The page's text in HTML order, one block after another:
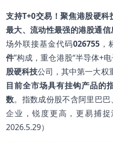
支持T+0交易！聚焦港股硬
最大、流动性最强的港股通信
场外联接基金代码026755
件”构成，重仓港股“半导体+
股硬科技公司，其中第一大权
目前全市场具有挂钩产品的
数。指数成份股不含阿里巴
企业，锐度更高，更易捕
2026.5.29）